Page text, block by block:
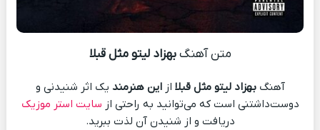
متن آهنگبهزاد لیتو مثل قبلا
آهنگبهزاد لیتو مثل قبلا ازاین هنرمند یک اثر شنیدنی و
دوست‌داشتنی است که می‌توانید به راحتی از سایت استر موزیک
دریافت و از شنیدن آن لذت ببرید.